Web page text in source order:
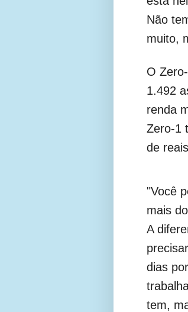
Não
muito,
O
1.492
renda
Zero-1
de
"Você
mais
A
dias
tem,